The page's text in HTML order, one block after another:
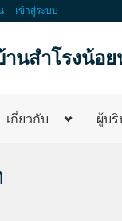
เข้าสู่ระบบ
านสำโรงน้อ
เกี่ยวกับ ผู้บ